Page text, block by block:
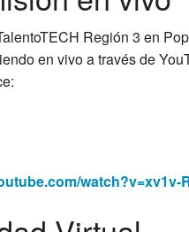
Región 3 en
en vivo a través de
watch?v=xv1v-